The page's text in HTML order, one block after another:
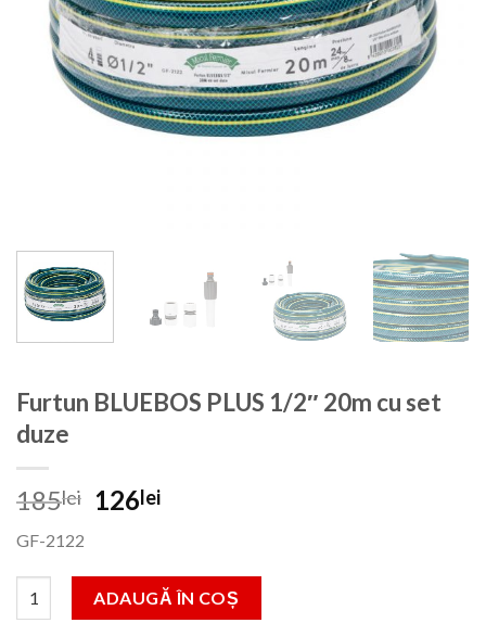
Furtun BLUEBOS PLUS 1/2″ 20m cu set
duze
185lei
Prețul
fost:
185lei.
126leiPrețul
126lei.
GF-2122
Cantitate Furtun BLUEBOS PLUS 1/2" 20m cu set duze
ADAUGĂ ÎN COȘ